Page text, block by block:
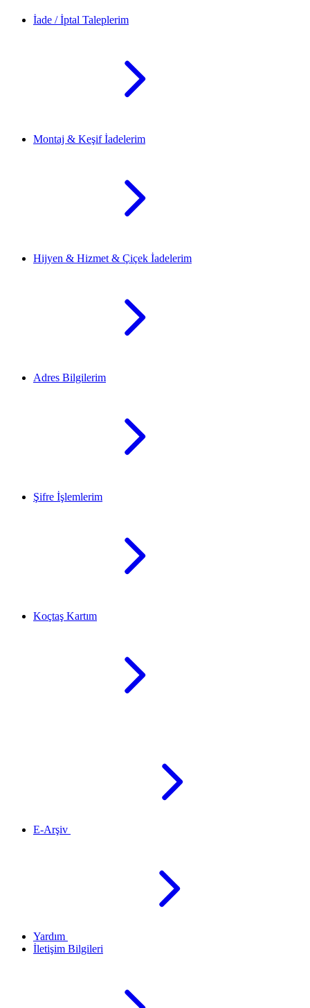
İade / İptal Taleplerim
Montaj & Keşif İadelerim
Hijyen & Hizmet & Çiçek İadelerim
Adres Bilgilerim
Şifre İşlemlerim
Koçtaş Kartım
E-Arşiv
Yardım
İletişim Bilgileri